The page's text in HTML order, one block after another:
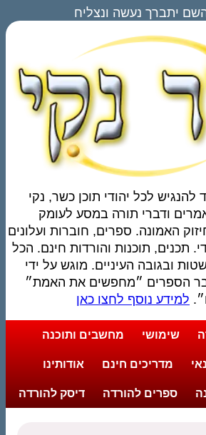
יתברך נעשה ונצליח
להנגיש לכל יהודי תוכן כשר, נקי
ודברי תורה במסע לעומק
האמונה. ספרים, חוברות ועלונים
תכנים, תוכנות והורדות חינם. הכל
ובגובה העיניים. מוגש על ידי
הספרים ״מחפשים את האמת״
למידע נוסף לחצו כאן
שימושי מחשבים ותוכנה
מדריכים חינם אודותינו
ספרים להורדה דיסק להורדה